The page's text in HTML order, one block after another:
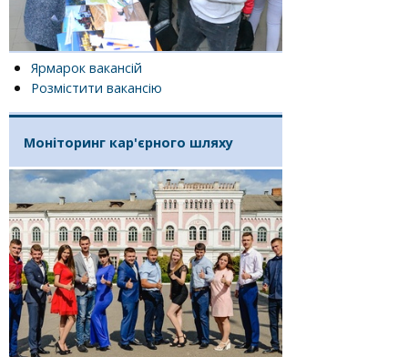
Ярмарок вакансій
Розмістити вакансію
Моніторинг кар'єрного шляху